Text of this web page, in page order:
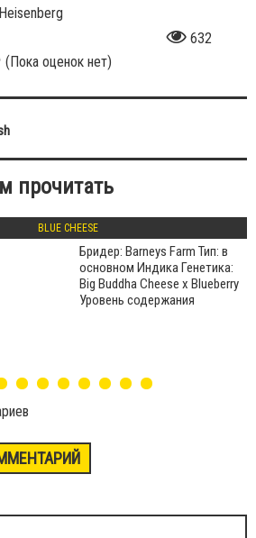
Heisenberg
632
(Пока оценок нет)
прочитать
BLUE CHEESE
Бридер: Barneys Farm Тип: в
основном Индика Генетика:
Big Buddha Cheese x Blueberry
Уровень содержания